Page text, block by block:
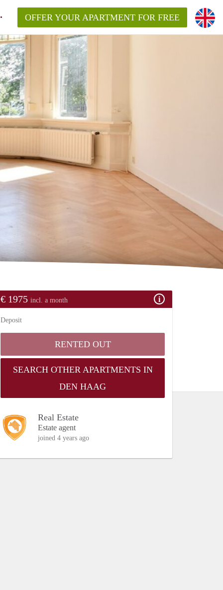
OFFER YOUR APARTMENT FOR FREE
€ 1975 incl. a month
Deposit
RENTED OUT
SEARCH OTHER APARTMENTS IN
DEN HAAG
Real Estate
Estate agent
joined 4 years ago